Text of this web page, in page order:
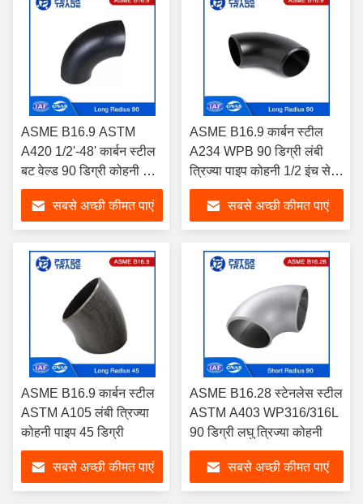
ASME B16.9 ASTM
A420 1/2'-48' कार्बन स्टील
बट वेल्ड 90 डिग्री कोहनी लंबी
त्रिज्या
सबसे अच्छी कीमत पाएं
ASME B16.9 कार्बन स्टील
A234 WPB 90 डिग्री लंबी
त्रिज्या पाइप कोहनी 1/2 इंच से
48 इंच
सबसे अच्छी कीमत पाएं
ASME B16.9 कार्बन स्टील
ASTM A105 लंबी त्रिज्या
कोहनी पाइप 45 डिग्री
सबसे अच्छी कीमत पाएं
ASME B16.28 स्टेनलेस स्टील
ASTM A403 WP316/316L
90 डिग्री लघु त्रिज्या कोहनी
सबसे अच्छी कीमत पाएं